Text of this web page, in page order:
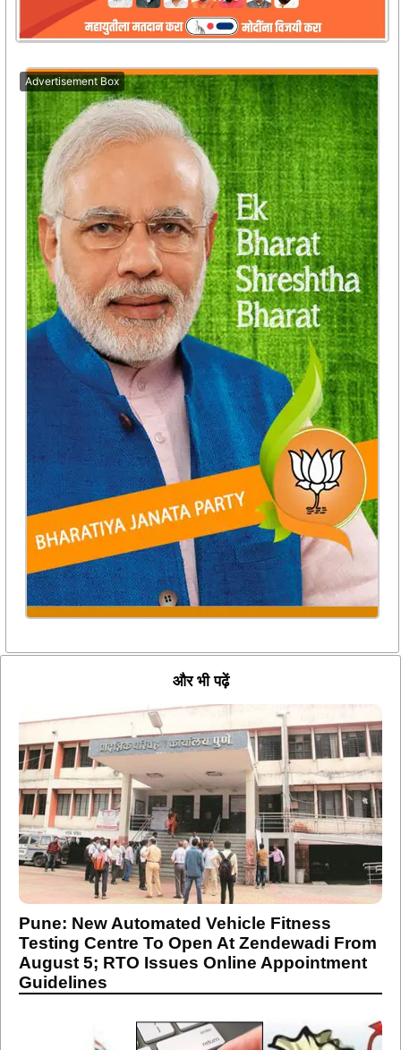
Advertisement Box
और भी पढ़ें
Pune: New Automated Vehicle Fitness
Testing Centre To Open At Zendewadi From
August 5; RTO Issues Online Appointment
Guidelines